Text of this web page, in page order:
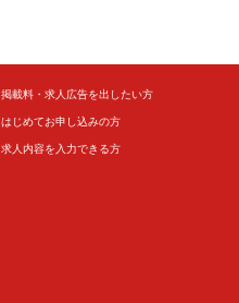
掲載料・求人広告を出したい方
はじめてお申し込みの方
求人内容を入力できる方